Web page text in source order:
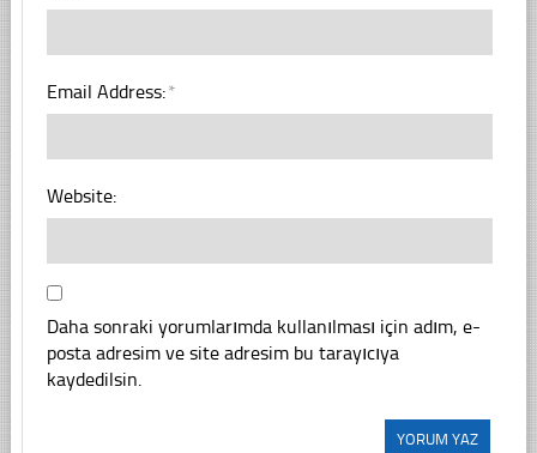
Email Address:*
Website:
Daha sonraki yorumlarımda kullanılması için adım, e-
posta adresim ve site adresim bu tarayıcıya
kaydedilsin.